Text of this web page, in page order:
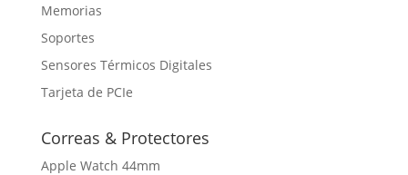
Memorias
Soportes
Sensores Térmicos Digitales
Tarjeta de PCIe
Correas & Protectores
Apple Watch 44mm